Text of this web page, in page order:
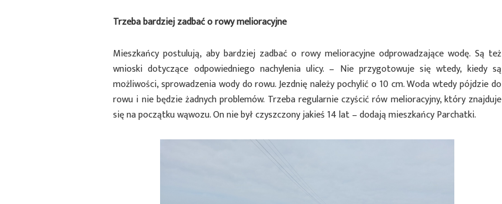
Trzeba bardziej zadbać o rowy melioracyjne
Mieszkańcy postulują, aby bardziej zadbać o rowy melioracyjne odprowadzające wodę. Są też
wnioski dotyczące odpowiedniego nachylenia ulicy. – Nie przygotowuje się wtedy, kiedy są
możliwości, sprowadzenia wody do rowu. Jezdnię należy pochylić o 10 cm. Woda wtedy pójdzie do
rowu i nie będzie żadnych problemów. Trzeba regularnie czyścić rów melioracyjny, który znajduje
się na początku wąwozu. On nie był czyszczony jakieś 14 lat – dodają mieszkańcy Parchatki.